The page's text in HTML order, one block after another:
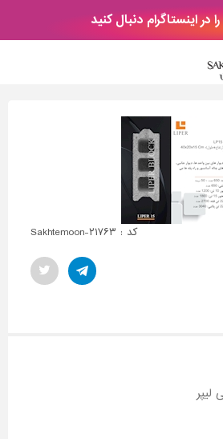
در اینستاگرام دنبال کنید
کد : Sakhtemoon-۲۱۷۶۳